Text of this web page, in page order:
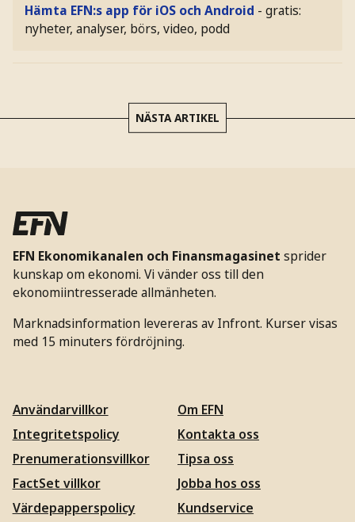
Hämta EFN:s app för iOS och Android - gratis:
nyheter, analyser, börs, video, podd
NÄSTA ARTIKEL
EFN Ekonomikanalen och Finansmagasinet sprider
kunskap om ekonomi. Vi vänder oss till den
ekonomiintresserade allmänheten.
Marknadsinformation levereras av Infront. Kurser visas
med 15 minuters fördröjning.
Användarvillkor
Integritetspolicy
Prenumerationsvillkor
FactSet villkor
Värdepapperspolicy
Om EFN
Kontakta oss
Tipsa oss
Jobba hos oss
Kundservice